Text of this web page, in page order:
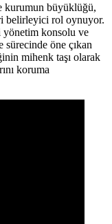
kurumun büyüklüğü,
belirleyici rol oynuyor.
yönetim konsolu ve
sürecinde öne çıkan
mihenk taşı olarak
koruma